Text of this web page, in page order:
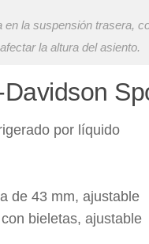
la suspensión trasera,
la altura del asiento.
por líquido
de 43 mm, ajustable
bieletas, ajustable